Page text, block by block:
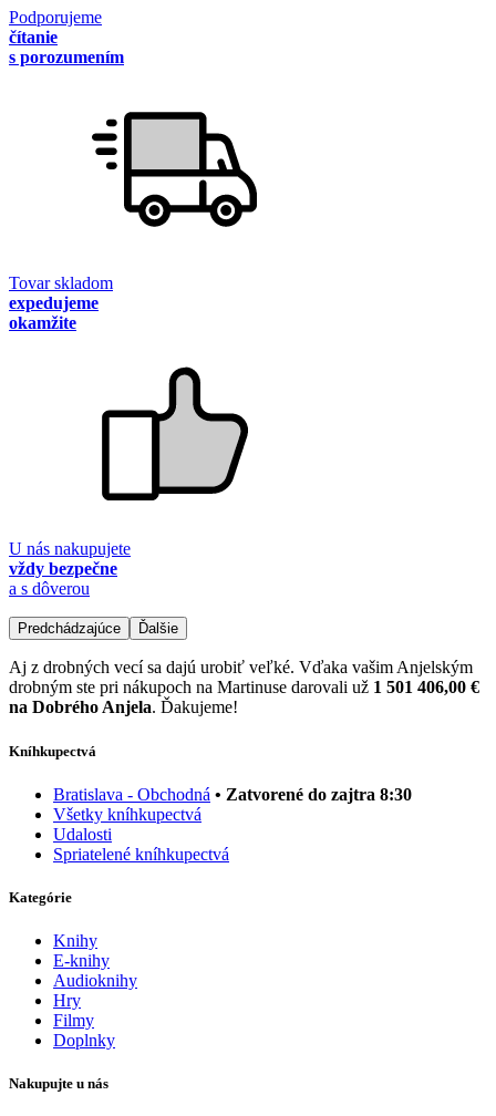
Podporujeme
čítanie
s porozumením
Tovar skladom
expedujeme
okamžite
U nás nakupujete
vždy bezpečne
a s dôverou
Predchádzajúce Ďalšie
Aj z drobných vecí sa dajú urobiť veľké. Vďaka vašim Anjelským
drobným ste pri nákupoch na Martinuse darovali už 1 501 406,00 €
na Dobrého Anjela. Ďakujeme!
Kníhkupectvá
Bratislava - Obchodná • Zatvorené do zajtra 8:30
Všetky kníhkupectvá
Udalosti
Spriatelené kníhkupectvá
Kategórie
Knihy
E-knihy
Audioknihy
Hry
Filmy
Doplnky
Nakupujte u nás